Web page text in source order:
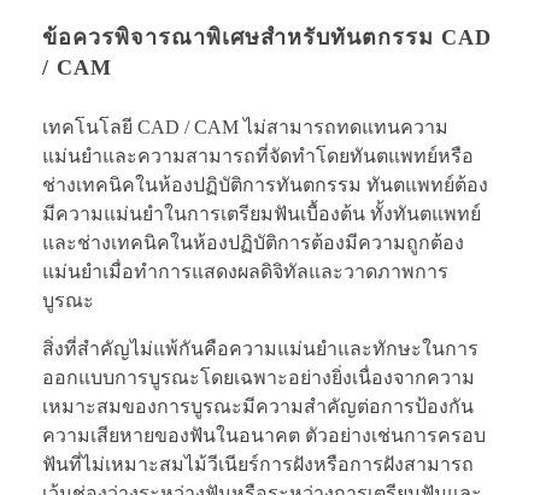
ข้อควรพิจารณาพิเศษสำหรับทันตกรรม CAD
/ CAM
เทคโนโลยี CAD / CAM ไม่สามารถทดแทนความ
แม่นยำและความสามารถที่จัดทำโดยทันตแพทย์หรือ
ช่างเทคนิคในห้องปฏิบัติการทันตกรรม ทันตแพทย์ต้อง
มีความแม่นยำในการเตรียมฟันเบื้องต้น ทั้งทันตแพทย์
และช่างเทคนิคในห้องปฏิบัติการต้องมีความถูกต้อง
แม่นยำเมื่อทำการแสดงผลดิจิทัลและวาดภาพการ
บูรณะ
สิ่งที่สำคัญไม่แพ้กันคือความแม่นยำและทักษะในการ
ออกแบบการบูรณะโดยเฉพาะอย่างยิ่งเนื่องจากความ
เหมาะสมของการบูรณะมีความสำคัญต่อการป้องกัน
ความเสียหายของฟันในอนาคต ตัวอย่างเช่นการครอบ
ฟันที่ไม่เหมาะสมไม้วีเนียร์การฝังหรือการฝังสามารถ